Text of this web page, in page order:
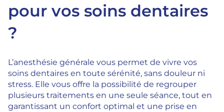
pour vos soins dentaires
?
L’anesthésie générale vous permet de vivre vos
soins dentaires en toute sérénité, sans douleur ni
stress. Elle vous offre la possibilité de regrouper
plusieurs traitements en une seule séance, tout en
garantissant un confort optimal et une prise en